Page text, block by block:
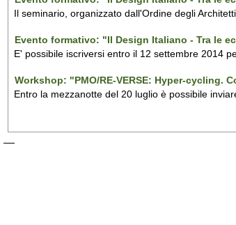
Il seminario, organizzato dall'Ordine degli
Evento formativo: "Il Design Italiano - Tra le
E' possibile iscriversi entro il 12 settembre 2014
Workshop: "PMO/RE-VERSE: Hyper-cycling.
Entro la mezzanotte del 20 luglio è possibile